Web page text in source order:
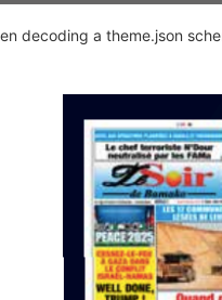
decoding a theme.json